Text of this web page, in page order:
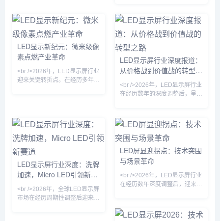
重获生机。据行业观察，上半年
主流厂商订单量普遍回升，尤其
是小间距LED在会议室、控制室
等专业显示领域的渗透率进一步
提升。与此同时，海外市场成为
增长引擎，东南亚、中东等地区
的数字标牌项目加速落地，中国
<br /><br />值得注意的是，这
轮复苏并非
LED显示新纪元：微米级像
素点燃产业革命
<br />2026年，LED显示屏行业
迎来关键转折点。在经历多年同
最耀眼的技术路线。与传统的
LCD和OLED不同，Micro LED
将LED芯片微缩至微米级，实现
更高的亮度、更低的功耗和更长
的寿命。多家头部厂商已展示基
于巨量转移技术的全彩样机，像
素间距突破0.3毫米，肉眼几乎
无
LED显示屏行业深度报道：
从价格战到价值战的转型之
路
<br />2026年，LED显示屏行业
在经历数年的深度调整后，呈现
广告、舞台租赁、虚拟拍摄等下
游需求的持续回暖，头部企业的
营收和净利润均实现双位数增
长。行业整体产能利用率回升至
健康水平，此前困扰行业的低价
竞争局面得到有效遏制。<br />
<br />这一轮复苏并非简单的周
期性反弹，而是行业结构性升级
LED显示屏行业深度：洗牌
加速，Micro LED引领新赛
道
<br />2026年，全球LED显示屏
市场在经历周期性调整后迎来温
LED屏显迎拐点：技术突围
与场景革命
<br />2026年，LED显示屏行业
在经历数年深度调整后，迎来实
营，产业链各环节的开工率与订
单量均呈现稳步回升态势。业内